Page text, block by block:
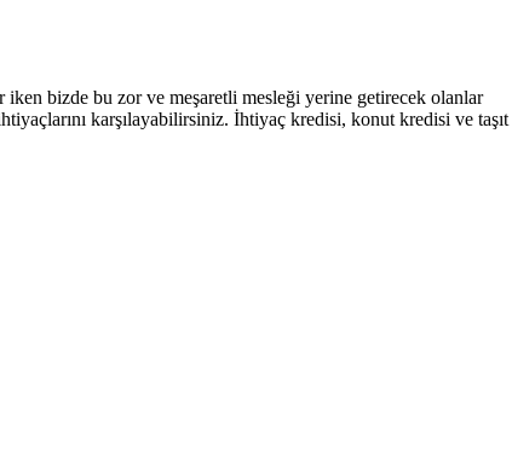
bizde bu zor ve meşaretli mesleği yerine getirecek olanlar
karşılayabilirsiniz. İhtiyaç kredisi, konut kredisi ve taşıt